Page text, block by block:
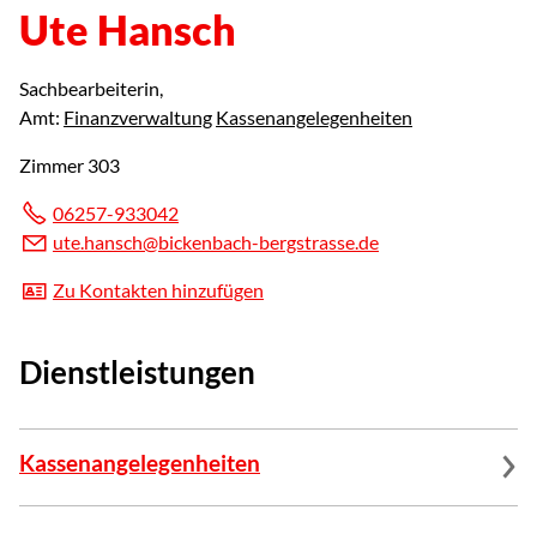
Ute Hansch
Sachbearbeiterin,
Amt: Finanzverwaltung Kassenangelegenheiten
Zimmer 303
06257-933042
t
h nsch b ck nb ch-b rgstr ss d
Zu Kontakten hinzufügen
Dienstleistungen
Kassenangelegenheiten